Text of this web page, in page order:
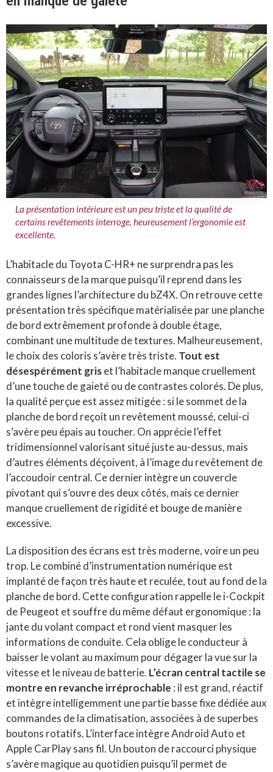
La présentation intérieure est un peu triste et la qualité de
certains revêtements interroge, heureusement l’ergonomie est
excellente.
L’habitacle du Toyota C-HR+ ne surprendra pas les
connaisseurs de la marque puisqu’il reprend dans les
grandes lignes l’architecture du bZ4X. On retrouve cette
présentation très spécifique matérialisée par une planche
de bord extrêmement profonde à double étage,
combinant une multitude de textures. Malheureusement,
le choix des coloris s’avère très triste. Tout est
désespérément griset l’habitacle manque cruellement
d’une touche de gaieté ou de contrastes colorés. De plus,
la qualité perçue est assez mitigée : si le sommet de la
planche de bord reçoit un revêtement moussé, celui-ci
s’avère peu épais au toucher. On apprécie l’effet
tridimensionnel valorisant situé juste au-dessus, mais
d’autres éléments déçoivent, à l’image du revêtement de
l’accoudoir central. Ce dernier intègre un couvercle
pivotant qui s’ouvre des deux côtés, mais ce dernier
manque cruellement de rigidité et bouge de manière
excessive.
La disposition des écrans est très moderne, voire un peu
trop. Le combiné d’instrumentation numérique est
implanté de façon très haute et reculée, tout au fond de la
planche de bord. Cette configuration rappelle le i-Cockpit
de Peugeot et souffre du même défaut ergonomique : la
jante du volant compact et rond vient masquer les
informations de conduite. Cela oblige le conducteur à
baisser le volant au maximum pour dégager la vue sur la
vitesse et le niveau de batterie. L’écran central tactile se
montre en revanche irréprochable : il est grand, réactif
et intègre intelligemment une partie basse fixe dédiée aux
commandes de la climatisation, associées à de superbes
boutons rotatifs. L’interface intègre Android Auto et
Apple CarPlay sans fil. Un bouton de raccourci physique
s’avère magique au quotidien puisqu’il permet de